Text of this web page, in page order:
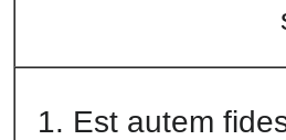
1. Est autem